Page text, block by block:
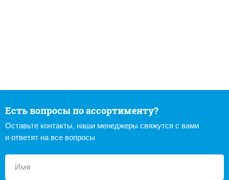
Есть вопросы по ассортименту?
Оставьте контакты, наши менеджеры свяжутся с вами
и ответят на все вопросы